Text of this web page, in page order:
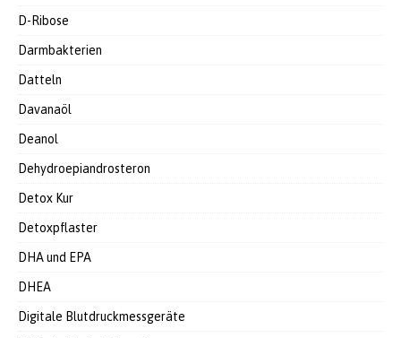
D-Ribose
Darmbakterien
Datteln
Davanaöl
Deanol
Dehydroepiandrosteron
Detox Kur
Detoxpflaster
DHA und EPA
DHEA
Digitale Blutdruckmessgeräte